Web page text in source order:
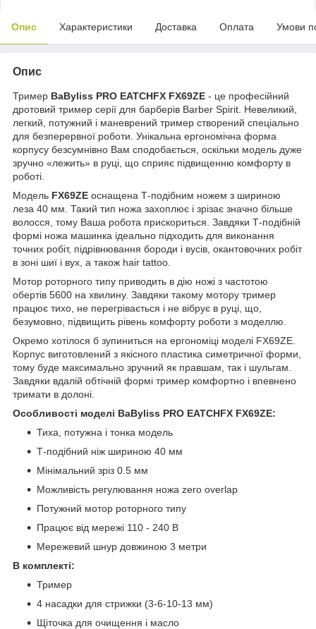
Опис Характеристики Доставка Оплата Умови
Опис
Тример BaByliss PRO EATCHFX FX69ZE - це професійний
дротовий тример серії для барберів Barber Spirit. Невеликий,
легкий, потужний і маневрений тример створений спеціально
для безперервної роботи. Унікальна ергономічна форма
корпусу безсумнівно Вам сподобається, оскільки модель дуже
зручно «лежить» в руці, що сприяє підвищенню комфорту в
роботі.
Модель FX69ZE оснащена Т-подібним ножем з шириною
леза 40 мм. Такий тип ножа захоплює і зрізає значно більше
волосся, тому Ваша робота прискориться. Завдяки Т-подібній
формі ножа машинка ідеально підходить для виконання
точних робіт, підрівнювання бороди і вусів, окантовочних робіт
в зоні шиї і вух, а також hair tattoo.
Мотор роторного типу приводить в дію ножі з частотою
обертів 5600 на хвилину. Завдяки такому мотору тример
працює тихо, не перегрівається і не вібрує в руці, що,
безумовно, підвищить рівень комфорту роботи з моделлю.
Окремо хотілося б зупиниться на ергономіці моделі FX69ZE.
Корпус виготовлений з якісного пластика симетричної форми,
тому буде максимально зручний як правшам, так і шульгам.
Завдяки вдалій обтічній формі тример комфортно і впевнено
тримати в долоні.
Особливості моделі BaByliss PRO EATCHFX FX69ZE:
Тиха, потужна і тонка модель
Т-подібний ніж шириною 40 мм
Мінімальний зріз 0.5 мм
Можливість регулювання ножа zero overlap
Потужний мотор роторного типу
Працює від мережі 110 - 240 В
Мережевий шнур довжиною 3 метри
В комплекті:
Тример
4 насадки для стрижки (3-6-10-13 мм)
Щіточка для очищення і масло